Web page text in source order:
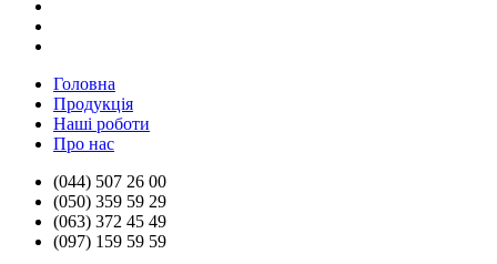
Головна
Продукцiя
Нашi роботи
Про нас
(044) 507 26 00
(050) 359 59 29
(063) 372 45 49
(097) 159 59 59